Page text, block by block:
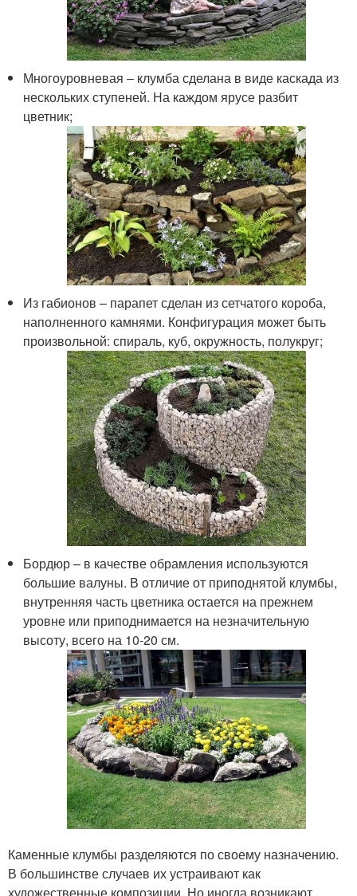
Многоуровневая – клумба сделана в виде каскада из
нескольких ступеней. На каждом ярусе разбит
цветник;
Из габионов – парапет сделан из сетчатого короба,
наполненного камнями. Конфигурация может быть
произвольной: спираль, куб, окружность, полукруг;
Бордюр – в качестве обрамления используются
большие валуны. В отличие от приподнятой клумбы,
внутренняя часть цветника остается на прежнем
уровне или приподнимается на незначительную
высоту, всего на 10-20 см.
Каменные клумбы разделяются по своему назначению.
В большинстве случаев их устраивают как
художественные композиции. Но иногда возникают